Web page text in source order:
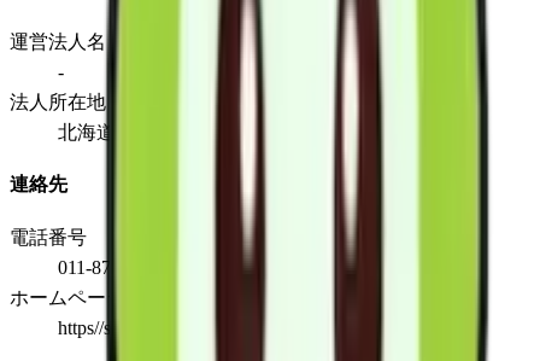
運営法人名
-
法人所在地
北海道札幌市白石区本通4丁目南1番12号
連絡先
電話番号
011-876-0642
ホームページ
https//sapporo-aoi.com/